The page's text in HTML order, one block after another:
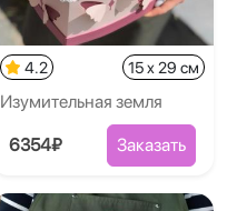
4.2 15 x 29 см
Изумительная земля
6354₽ Заказать